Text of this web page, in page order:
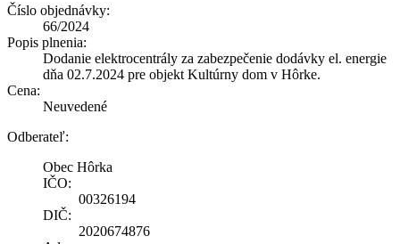
Číslo objednávky:
66/2024
Popis plnenia:
Dodanie elektrocentrály za zabezpečenie dodávky el. energie
dňa 02.7.2024 pre objekt Kultúrny dom v Hôrke.
Cena:
Neuvedené
Odberateľ:
Obec Hôrka
IČO:
00326194
DIČ:
2020674876